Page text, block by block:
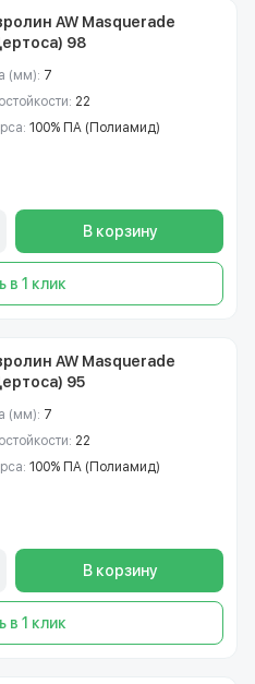
AW Masquerade
98
(мм): 7
22
100% ПА (Полиамид)
В корзину
в 1 клик
AW Masquerade
95
(мм): 7
22
100% ПА (Полиамид)
В корзину
в 1 клик